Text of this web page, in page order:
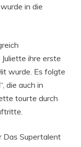
in die
ihre erste
wurde. Es folgte
die auch in
tourte durch
Das Supertalent